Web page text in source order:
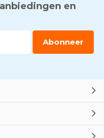
met
hittemelders en
van Arbowinkel.nl
BHV - Als elke
en
Abonneer